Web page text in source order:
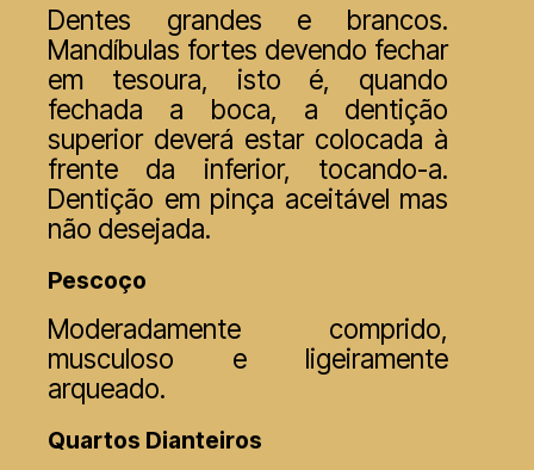
Dentes grandes e brancos.
Mandíbulas fortes devendo fechar
em tesoura, isto é, quando
fechada a boca, a dentição
superior deverá estar colocada à
frente da inferior, tocando-a.
Dentição em pinça aceitável mas
não desejada.
Pescoço
Moderadamente comprido,
musculoso e ligeiramente
arqueado.
Quartos Dianteiros